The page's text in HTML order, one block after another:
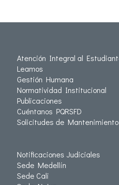
Atención Integral al
Leamos
Gestión Humana
Normatividad Institucional
Publicaciones
Cuéntanos PQRSFD
Solicitudes de Mantenimiento
Notificaciones Judiciales
Sede Medellín
Sede Cali